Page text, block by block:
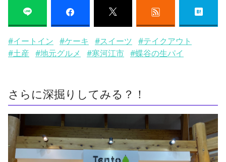
#イートイン #ケーキ #スイーツ #テイクアウト
#土産 #地元グルメ #寒河江市 #蝶谷の生パイ
さらに深掘りしてみる？！